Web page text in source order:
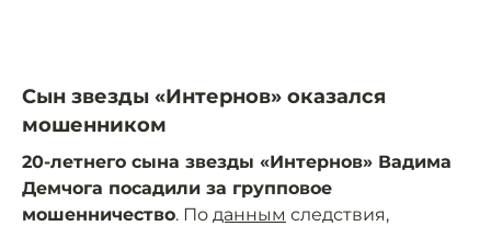
Сын звезды «Интернов» оказался
мошенником
20-летнего сына звезды «Интернов» Вадима
Демчога посадили за групповое
мошенничество. По данным следствия,